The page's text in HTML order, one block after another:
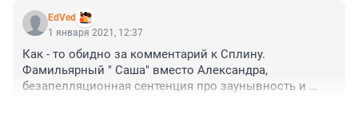
прилежно чем принято на упомянутом грушинском
фестивале. Что имеется по итогу -звучок из 00-10 и
какие то никому неинтересные мысли никому
неинтересной барышни про сгущенку и прочее. Ну и
все остальное в том же духе, плюс минус- живые
трупы и молодые тип дарования. Вобщем автор -
EdVed
1 января 2021, 12:37
Как - то обидно за комментарий к Сплину.
Фамильярный " Саша" вместо Александра,
безапелляционная сентенция про заунывность и